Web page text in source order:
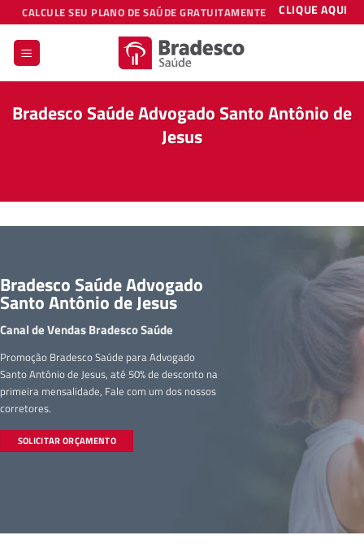
Skip
to
content
CALCULE SEU PLANO DE SAÚDE GRATUITAMENTE CLIQUE AQUI
Bradesco Saúde Advogado Santo Antônio de
Jesus
Bradesco Saúde Advogado
Santo Antônio de Jesus
Canal de Vendas Bradesco Saúde
Promoção Bradesco Saúde para Advogado
Santo Antônio de Jesus, até 50% de desconto na
primeira mensalidade, Fale com um dos nossos
corretores.
SOLICITAR ORÇAMENTO